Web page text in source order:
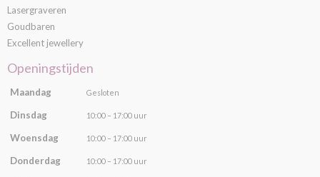
Lasergraveren
Goudbaren
Excellent jewellery
Openingstijden
Maandag Gesloten
Dinsdag 10:00 – 17:00 uur
Woensdag 10:00 – 17:00 uur
Donderdag 10:00 – 17:00 uur